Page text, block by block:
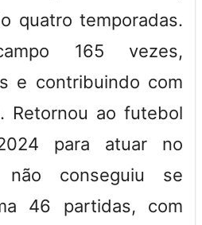
quatro temporadas.
165 vezes,
e contribuindo com
Retornou ao futebol
para atuar no
não conseguiu se
46 partidas, com